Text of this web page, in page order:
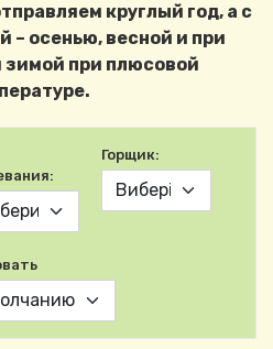
круглый год, а с
– осенью, весной и при
зимой при плюсовой
Горщик: